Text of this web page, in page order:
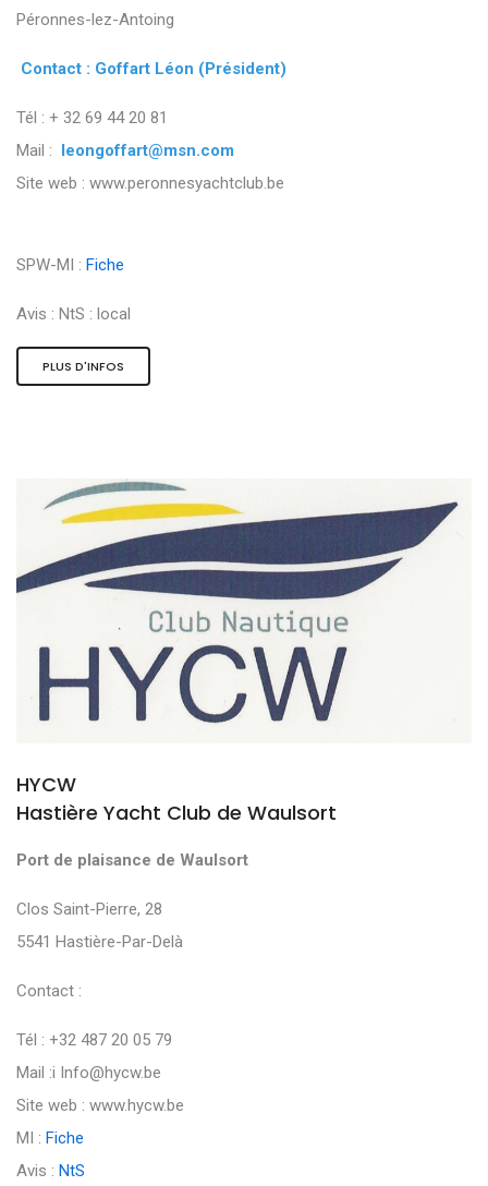
Péronnes-lez-Antoing
Contact : Goffart Léon (Président)
Tél : + 32 69 44 20 81
Mail : leongoffart@msn.com
Site web : www.peronnesyachtclub.be
SPW-MI : Fiche
Avis : NtS : local
PLUS D'INFOS
HYCW
Hastière Yacht Club de Waulsort
Port de plaisance de Waulsort
Clos Saint-Pierre, 28
5541 Hastière-Par-Delà
Contact :
Tél : +32 487 20 05 79
Mail :i Info@hycw.be
Site web : www.hycw.be
MI : Fiche
Avis : NtS